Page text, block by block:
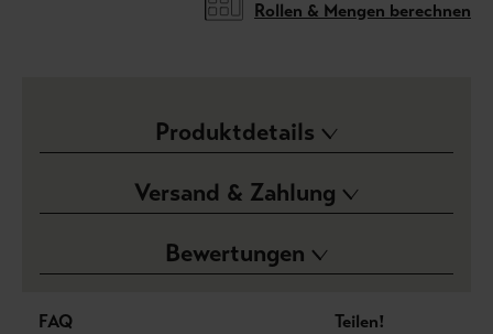
Rollen & Mengen berechnen
Produktdetails
Versand & Zahlung
Bewertungen
FAQ Teilen!